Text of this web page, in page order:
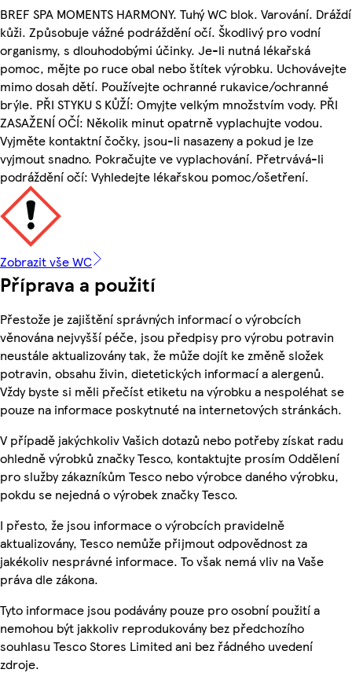
BREF SPA MOMENTS HARMONY. Tuhý WC blok. Varování. Dráždí
kůži. Způsobuje vážné podráždění očí. Škodlivý pro vodní
organismy, s dlouhodobými účinky. Je-li nutná lékařská
pomoc, mějte po ruce obal nebo štítek výrobku. Uchovávejte
mimo dosah dětí. Používejte ochranné rukavice/ochranné
brýle. PŘI STYKU S KŮŽÍ: Omyjte velkým množstvím vody. PŘI
ZASAŽENÍ OČÍ: Několik minut opatrně vyplachujte vodou.
Vyjměte kontaktní čočky, jsou-li nasazeny a pokud je lze
vyjmout snadno. Pokračujte ve vyplachování. Přetrvává-li
podráždění očí: Vyhledejte lékařskou pomoc/ošetření.
Zobrazit vše WC
Příprava a použití
Přestože je zajištění správných informací o výrobcích
věnována nejvyšší péče, jsou předpisy pro výrobu potravin
neustále aktualizovány tak, že může dojít ke změně složek
potravin, obsahu živin, dietetických informací a alergenů.
Vždy byste si měli přečíst etiketu na výrobku a nespoléhat se
pouze na informace poskytnuté na internetových stránkách.
V případě jakýchkoliv Vašich dotazů nebo potřeby získat radu
ohledně výrobků značky Tesco, kontaktujte prosím Oddělení
pro služby zákazníkům Tesco nebo výrobce daného výrobku,
pokdu se nejedná o výrobek značky Tesco.
I přesto, že jsou informace o výrobcích pravidelně
aktualizovány, Tesco nemůže přijmout odpovědnost za
jakékoliv nesprávné informace. To však nemá vliv na Vaše
práva dle zákona.
Tyto informace jsou podávány pouze pro osobní použití a
nemohou být jakkoliv reprodukovány bez předchozího
souhlasu Tesco Stores Limited ani bez řádného uvedení
zdroje.